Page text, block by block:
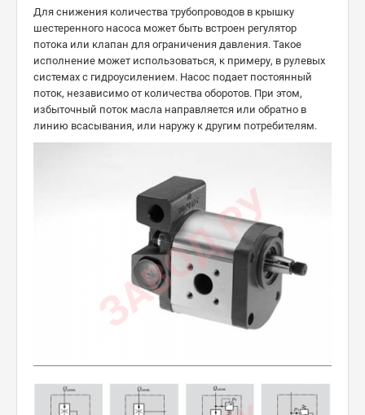
Для снижения количества трубопроводов в крышку
шестеренного насоса может быть встроен регулятор
потока или клапан для ограничения давления. Такое
исполнение может использоваться, к примеру, в рулевых
системах с гидроусилением. Насос подает постоянный
поток, независимо от количества оборотов. При этом,
избыточный поток масла направляется или обратно в
линию всасывания, или наружу к другим потребителям.